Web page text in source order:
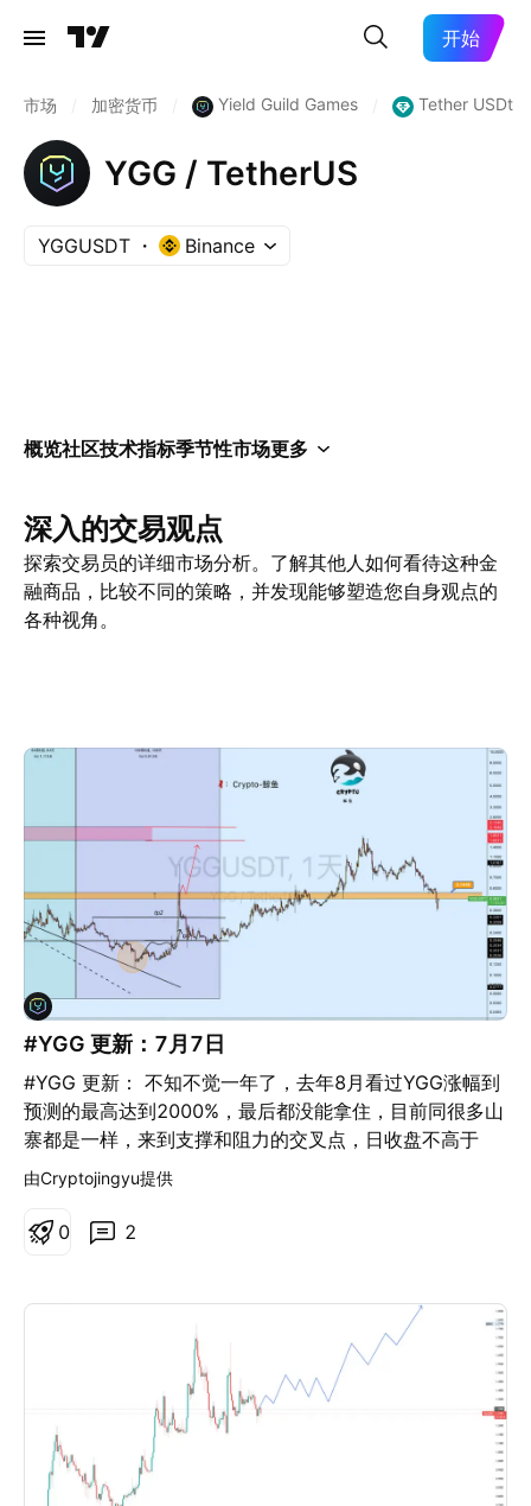
开始
市场 加密货币 Yield Guild Games Tether USDt
YGG / TetherUS
YGGUSDT Binance
概览社区技术指标季节性市场更多
深入的交易观点
探索交易员的详细市场分析。了解其他人如何看待这种金
融商品，比较不同的策略，并发现能够塑造您自身观点的
各种视角。
#YGG 更新：7月7日
#YGG 更新： 不知不觉一年了，去年8月看过YGG涨幅到
预测的最高达到2000%，最后都没能拿住，目前同很多山
寨都是一样，来到支撑和阻力的交叉点，日收盘不高于
0.545附近，也不建议去做了。这轮市场涨幅2000%的没
几个。都是一波行情，还不如看其他。
由Cryptojingyu提供
2
0